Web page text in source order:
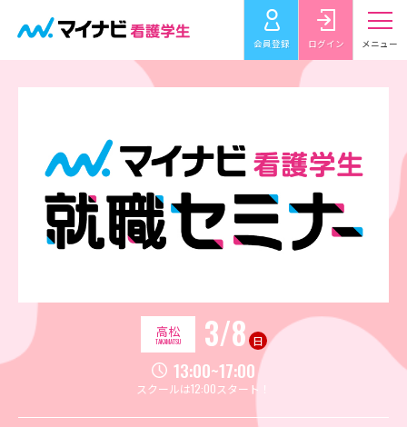
会員登録 ログイン メニュー
高松
TAKAMATSU 3/8 日
13:00~17:00
スクールは12:00スタート！